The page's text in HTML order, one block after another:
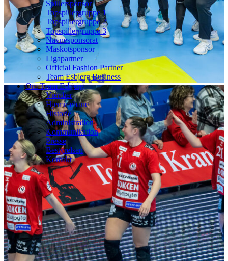
Spillersponsor
Topspillergruppe 1
Topspillergruppe 2
Topspillergruppe 3
Navnesponsorat
Maskotsponsor
Ligapartner
Official Fashion Partner
Team Esbjerg Business
Om Team Esbjerg
Værdier
Hjemmebane
Historie
Administration
Kommunikation
Presse
Bestyrelsen
Kontakt